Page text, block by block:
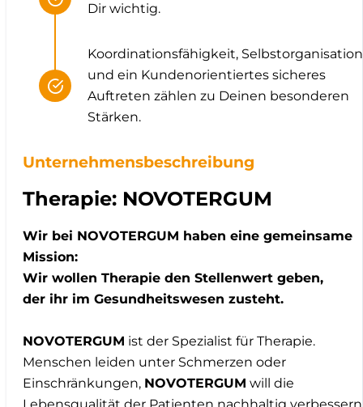
Dir wichtig.
Koordinationsfähigkeit, Selbstorganisation
und ein Kundenorientiertes sicheres
Auftreten zählen zu Deinen besonderen
Stärken.
Unternehmensbeschreibung
Therapie: NOVOTERGUM
Wir bei NOVOTERGUM haben eine gemeinsame
Mission:
Wir wollen Therapie den Stellenwert geben,
der ihr im Gesundheitswesen zusteht.
NOVOTERGUM ist der Spezialist für Therapie.
Menschen leiden unter Schmerzen oder
Einschränkungen, NOVOTERGUM will die